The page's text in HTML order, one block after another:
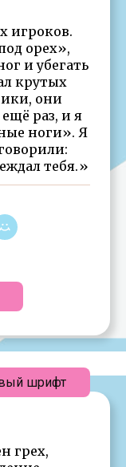
игроков.
орех»,
и убегать
крутых
они
раз, и я
ноги». Я
тебя.»
грех,
шрифт